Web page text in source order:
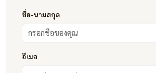
ชื่อ-นามสกุล
อีเมล